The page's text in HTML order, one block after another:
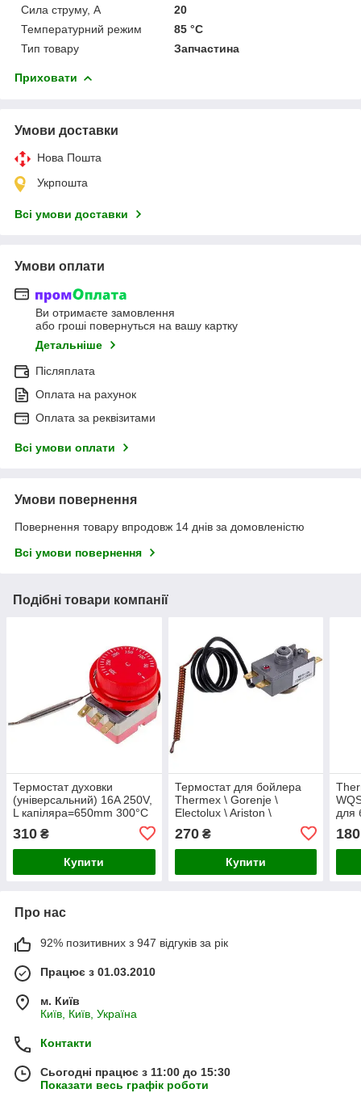
Сила струму, A
20
Температурний режим
85 °С
Тип товару
Запчастина
Приховати
Умови доставки
Нова Пошта
Укрпошта
Всі умови доставки
Умови оплати
Ви отримаєте замовлення
або гроші повернуться на вашу картку
Детальніше
Післяплата
Оплата на рахунок
Оплата за реквізитами
Всі умови оплати
Умови повернення
Повернення товару впродовж 14 днів за домовленістю
Всі умови повернення
Подібні товари компанії
Термостат духовки
(універсальний) 16A 250V,
L капіляра=650mm 300°C
310 ₴
Купити
Термостат для бойлера
Thermex \ Gorenje \
Electolux \ Ariston \
WY96A-S 20A 250V 92°C
L=500mm
270₴
Купити
для
180
Про нас
92% позитивних з 947 відгуків за рік
Працює з 01.03.2010
м. Київ
Київ, Київ, Україна
Контакти
Сьогодні працює з 11:00 до 15:30
Показати весь графік роботи